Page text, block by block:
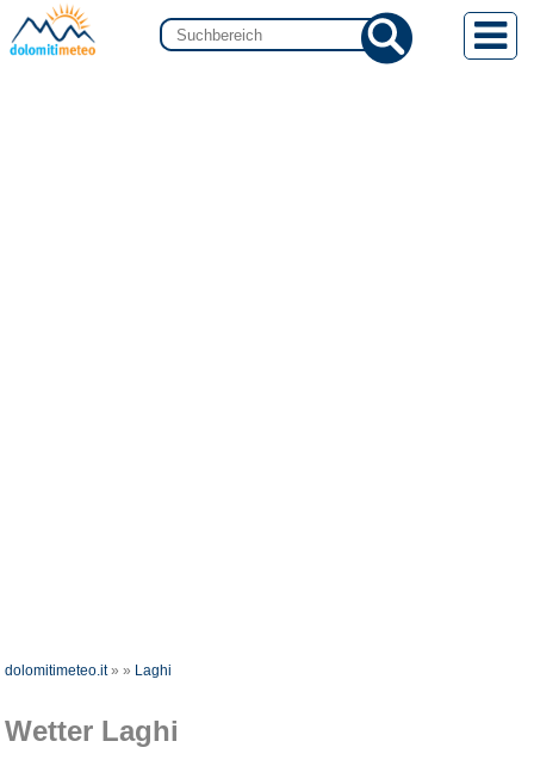
dolomitimeteo.it»» Laghi
Wetter Laghi